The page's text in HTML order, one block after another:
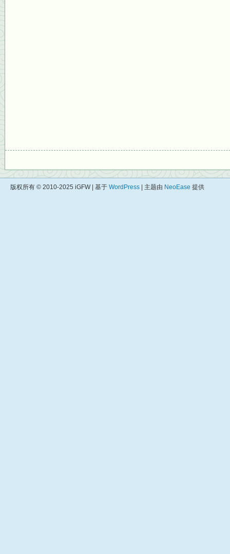
版权所有 © 2010-2025 iGFW | 基于 WordPress | 主题由 NeoEase 提供